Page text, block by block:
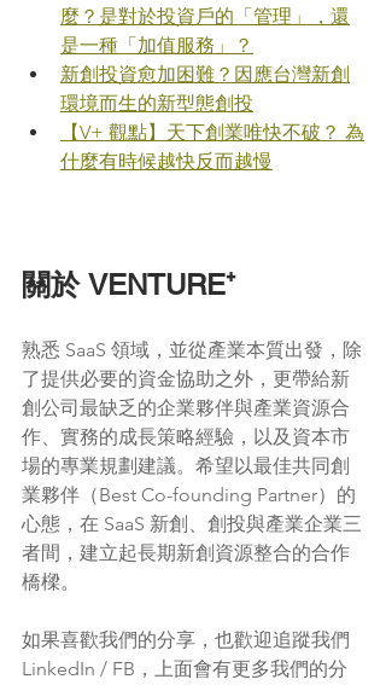
麼？是對於投資戶的「管理」，還
是一種「加值服務」？
新創投資愈加困難？因應台灣新創
環境而生的新型態創投
【V+ 觀點】天下創業唯快不破？ 為
什麼有時候越快反而越慢
關於 VENTURE⁺
熟悉 SaaS 領域，並從產業本質出發，除
了提供必要的資金協助之外，更帶給新
創公司最缺乏的企業夥伴與產業資源合
作、實務的成長策略經驗，以及資本市
場的專業規劃建議。希望以最佳共同創
業夥伴（Best Co-founding Partner）的
心態，在 SaaS 新創、創投與產業企業三
者間，建立起長期新創資源整合的合作
橋樑。
如果喜歡我們的分享，也歡迎追蹤我們
LinkedIn / FB，上面會有更多我們的分